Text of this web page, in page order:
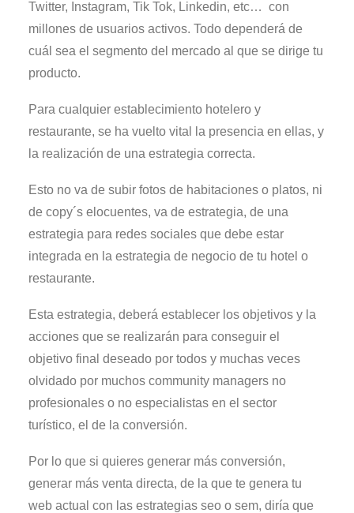
Twitter, Instagram, Tik Tok, Linkedin, etc… con
millones de usuarios activos. Todo dependerá de
cuál sea el segmento del mercado al que se dirige tu
producto.
Para cualquier establecimiento hotelero y
restaurante, se ha vuelto vital la presencia en ellas, y
la realización de una estrategia correcta.
Esto no va de subir fotos de habitaciones o platos, ni
de copy´s elocuentes, va de estrategia, de una
estrategia para redes sociales que debe estar
integrada en la estrategia de negocio de tu hotel o
restaurante.
Esta estrategia, deberá establecer los objetivos y la
acciones que se realizarán para conseguir el
objetivo final deseado por todos y muchas veces
olvidado por muchos community managers no
profesionales o no especialistas en el sector
turístico, el de la conversión.
Por lo que si quieres generar más conversión,
generar más venta directa, de la que te genera tu
web actual con las estrategias seo o sem, diría que